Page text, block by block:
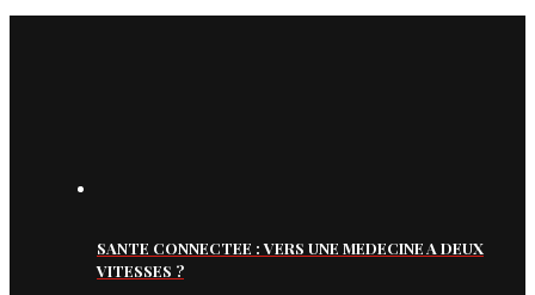
SANTE CONNECTEE : VERS UNE MEDECINE A DEUX
VITESSES ?